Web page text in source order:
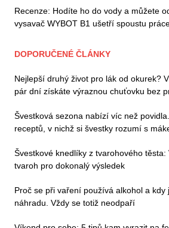
Recenze: Hodíte ho do vody a můžete
vysavač WYBOT B1 ušetří spoustu
DOPORUČENÉ ČLÁNKY
Nejlepší druhý život pro lák od okurek?
pár dní získáte výraznou chuťovku bez
Švestková sezona nabízí víc než
receptů, v nichž si švestky rozumí s
Švestkové knedlíky z tvarohového těsta:
tvaroh pro dokonalý výsledek
Proč se při vaření používá alkohol a kdy
náhradu. Vždy se totiž neodpaří